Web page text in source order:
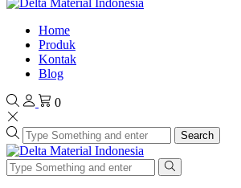
Home
Produk
Kontak
Blog
0
Search